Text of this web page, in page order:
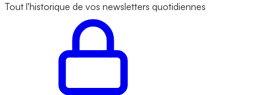
Tout l'historique de vos newsletters quotidiennes